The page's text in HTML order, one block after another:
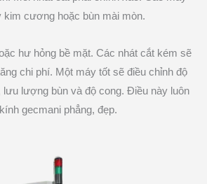
cương hoặc bùn mài mòn.
hư hỏng bề mặt. Các nhát cắt kém sẽ
chi phí. Một máy tốt sẽ điều chỉnh độ
lưu lượng bùn và độ cong. Điều này luôn
gecmani phẳng, đẹp.